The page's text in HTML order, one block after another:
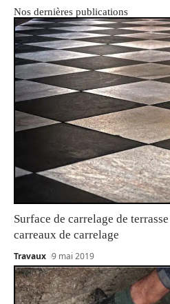
Nos dernières publications
Surface de carrelage de
carreaux de carrelage
Travaux 9 mai 2019